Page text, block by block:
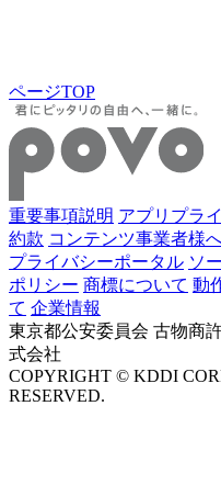
ページTOP
重要事項説明 アプリプラ
約款 コンテンツ事業者様
プライバシーポータル ソ
ポリシー 商標について 動
て 企業情報
東京都公安委員会 古物商
式会社
COPYRIGHT © KDDI
RESERVED.